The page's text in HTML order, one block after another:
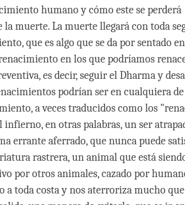
humano y cómo este se perderá
muerte. La muerte llegará con toda
que es algo que se da por sentado
en los que podríamos
es decir, seguir el Dharma y
podrían ser en cualquiera
a veces traducidos como los
en otras palabras, un ser
errante aferrado, que nunca puede
rastrera, un animal que está
por otros animales, cazado por
a toda costa y nos aterroriza mucho que